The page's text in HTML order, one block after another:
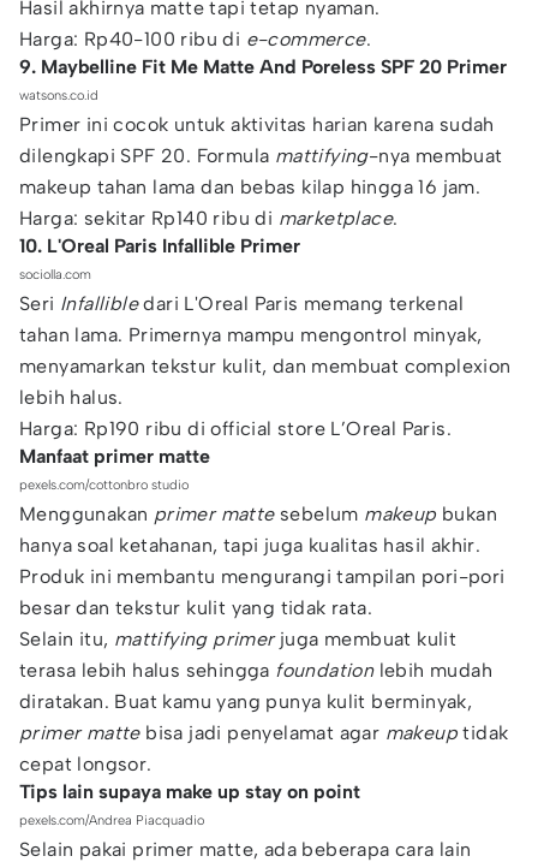
Hasil akhirnya matte tapi tetap nyaman.
Harga: Rp40-100 ribu di e-commerce.
9. Maybelline Fit Me Matte And Poreless SPF 20 Primer
watsons.co.id
Primer ini cocok untuk aktivitas harian karena sudah
dilengkapi SPF 20. Formula mattifying-nya membuat
makeup tahan lama dan bebas kilap hingga 16 jam.
Harga: sekitar Rp140 ribu di marketplace.
10. L'Oreal Paris Infallible Primer
sociolla.com
Seri Infallibledari L'Oreal Paris memang terkenal
tahan lama. Primernya mampu mengontrol minyak,
menyamarkan tekstur kulit, dan membuat complexion
lebih halus.
Harga: Rp190 ribu di official store L’Oreal Paris.
Manfaat primer matte
pexels.com/cottonbro studio
Menggunakan primer mattesebelum makeup bukan
hanya soal ketahanan, tapi juga kualitas hasil akhir.
Produk ini membantu mengurangi tampilan pori-pori
besar dan tekstur kulit yang tidak rata.
Selain itu, mattifying primerjuga membuat kulit
terasa lebih halus sehingga foundation lebih mudah
diratakan. Buat kamu yang punya kulit berminyak,
primer mattebisa jadi penyelamat agar makeuptidak
cepat longsor.
Tips lain supaya make up stay on point
pexels.com/Andrea Piacquadio
Selain pakai primer matte, ada beberapa cara lain